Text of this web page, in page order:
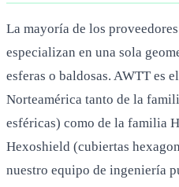
La mayoría de los
especializan en una sola
esferas o baldosas. AWTT es
Norteamérica tanto de la
esféricas) como de la familia
Hexoshield (cubiertas
nuestro equipo de ingeniería